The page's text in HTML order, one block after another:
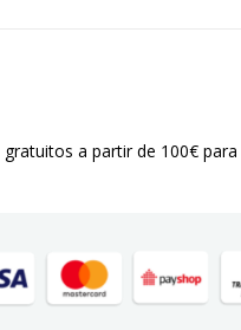
a partir de 100€